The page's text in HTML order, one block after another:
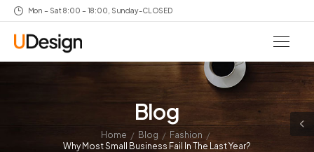
Mon – Sat 8:00 – 18:00, Sunday-CLOSED
Blog
Home / Blog / Fashion /
Why Most Small Business Fail In The Last Year?